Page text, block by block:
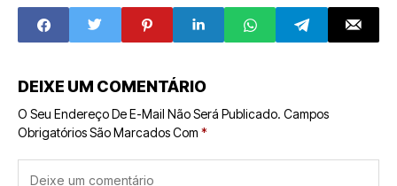
Thiago Machado
na Prepara IA
novos
empreendedores
DEIXE UM COMENTÁRIO
O Seu Endereço De E-Mail Não Será Publicado. Campos
Obrigatórios São Marcados Com *